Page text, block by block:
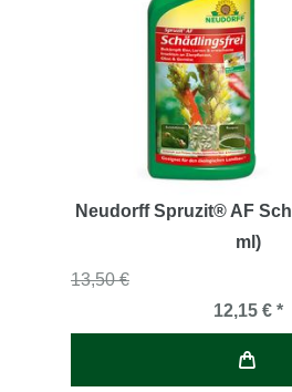
Neudorff Spruzit® AF
ml)
13,50 €
12,15 € *